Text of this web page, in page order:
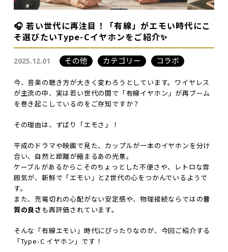
お問い合わせ
🎧 若い世代に再注目！「有線」がエモい時代にこ
そ選びたいType-Cイヤホンをご紹介✨
2025.12.01 その他 カテゴリー コラボ
今、音楽の聴き方が大きく変わろうとしています。ワイヤレス
が主流の中、実は若い世代の間で「有線イヤホン」が再ブーム
を巻き起こしているのをご存知ですか？
その理由は、ずばり「エモさ」！
平成のドラマや映画で見た、カップルが一本のイヤホンを分け
合い、自然と距離が縮まるあの光景。
ケーブルがあるからこそのちょっとした不便さや、レトロな雰
囲気が、新鮮で「エモい」とZ世代の心をつかんでいるようで
す。
また、充電切れの心配がない安定感や、物理接続ならではの音
質の良さも再評価されています。
そんな「有線エモい」時代にぴったりなのが、今回ご紹介する
「Type-C イヤホン」です！